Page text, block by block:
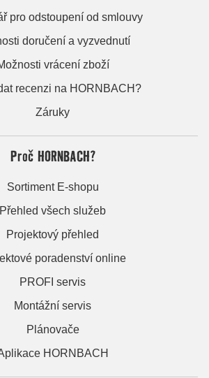
pro odstoupení od smlouvy
doručení a vyzvednutí
vrácení zboží
recenzi na HORNBACH?
Záruky
Proč HORNBACH?
Sortiment E-shopu
Přehled všech služeb
Projektový přehled
poradenství online
PROFI servis
Montážní servis
Plánovače
HORNBACH